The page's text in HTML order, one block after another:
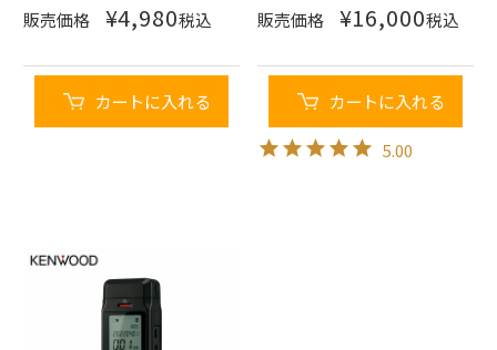
販売価格 ¥4,980税込
カートに入れる
販売価格 ¥16,000税込
カートに入れる
5.00